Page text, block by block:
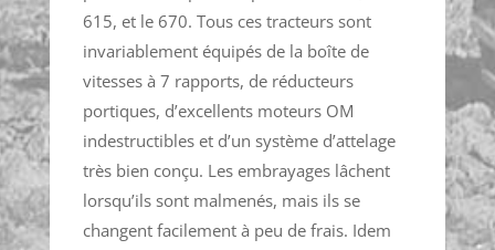
615, et le 670. Tous ces tracteurs sont
invariablement équipés de la boîte de
vitesses à 7 rapports, de réducteurs
portiques, d’excellents moteurs OM
indestructibles et d’un système d’attelage
très bien conçu. Les embrayages lâchent
lorsqu’ils sont malmenés, mais ils se
changent facilement à peu de frais. Idem